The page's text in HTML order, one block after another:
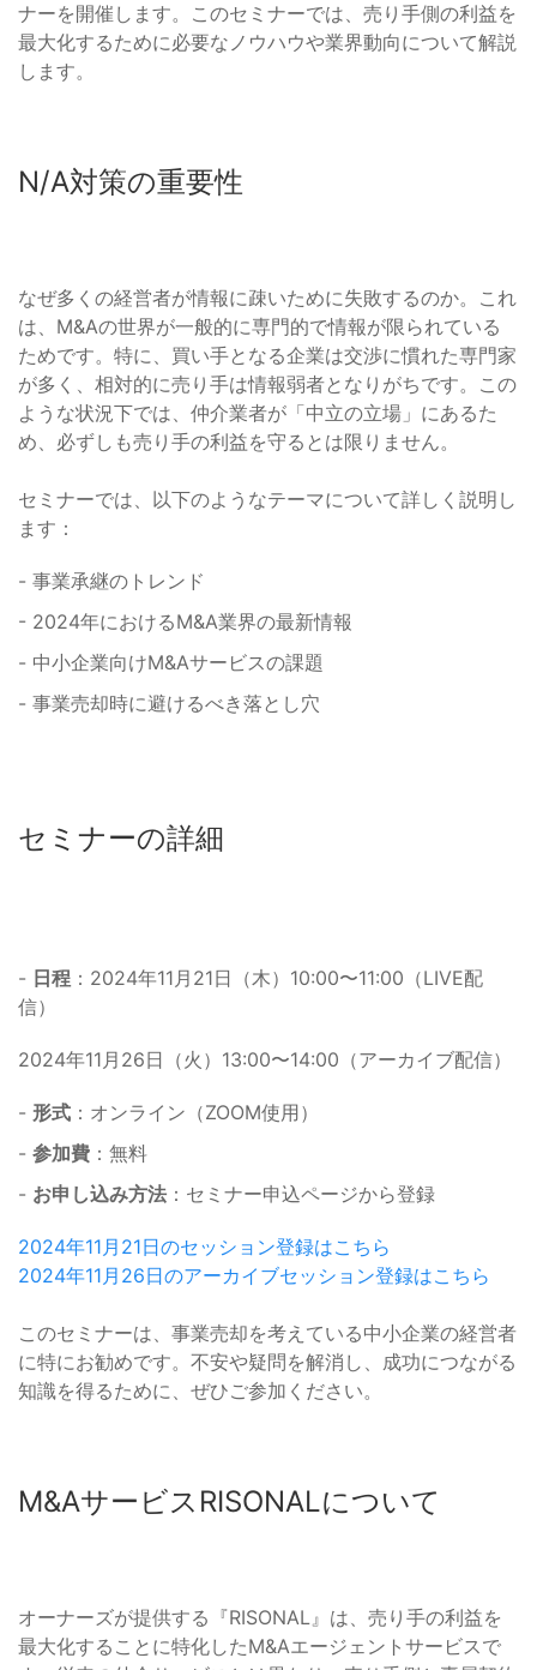
ナーを開催します。このセミナーでは、売り手側の利益を
最大化するために必要なノウハウや業界動向について解説
します。
N/A対策の重要性
なぜ多くの経営者が情報に疎いために失敗するのか。これ
は、M&Aの世界が一般的に専門的で情報が限られている
ためです。特に、買い手となる企業は交渉に慣れた専門家
が多く、相対的に売り手は情報弱者となりがちです。この
ような状況下では、仲介業者が「中立の立場」にあるた
め、必ずしも売り手の利益を守るとは限りません。
セミナーでは、以下のようなテーマについて詳しく説明し
ます：
- 事業承継のトレンド
- 2024年におけるM&A業界の最新情報
- 中小企業向けM&Aサービスの課題
- 事業売却時に避けるべき落とし穴
セミナーの詳細
- 日程 ：2024年11月21日（木）10:00〜11:00（LIVE配
信）
2024年11月26日（火）13:00〜14:00（アーカイブ配信）
- 形式 ：オンライン（ZOOM使用）
- 参加費 ：無料
- お申し込み方法 ：セミナー申込ページから登録
2024年11月21日のセッション登録はこちら
2024年11月26日のアーカイブセッション登録はこちら
このセミナーは、事業売却を考えている中小企業の経営者
に特にお勧めです。不安や疑問を解消し、成功につながる
知識を得るために、ぜひご参加ください。
M&AサービスRISONALについて
オーナーズが提供する『RISONAL』は、売り手の利益を
最大化することに特化したM&Aエージェントサービスで